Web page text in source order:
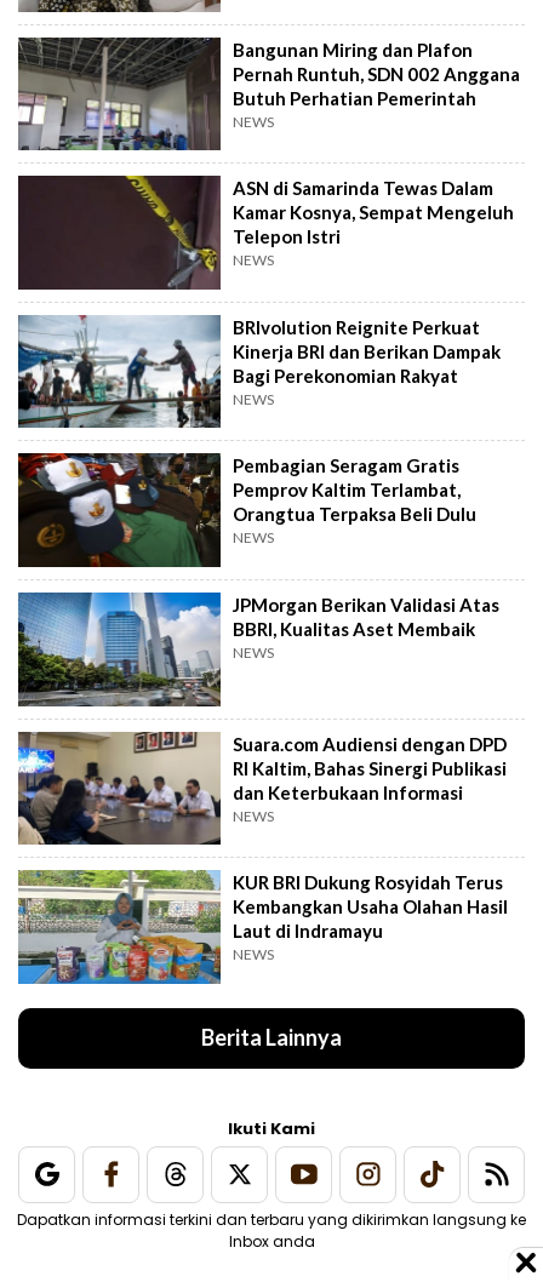
Bangunan Miring dan Plafon
Pernah Runtuh, SDN 002 Anggana
Butuh Perhatian Pemerintah
NEWS
ASN di Samarinda Tewas Dalam
Kamar Kosnya, Sempat Mengeluh
Telepon Istri
NEWS
BRIvolution Reignite Perkuat
Kinerja BRI dan Berikan Dampak
Bagi Perekonomian Rakyat
NEWS
Pembagian Seragam Gratis
Pemprov Kaltim Terlambat,
Orangtua Terpaksa Beli Dulu
NEWS
JPMorgan Berikan Validasi Atas
BBRI, Kualitas Aset Membaik
NEWS
Suara.com Audiensi dengan DPD
RI Kaltim, Bahas Sinergi Publikasi
dan Keterbukaan Informasi
NEWS
KUR BRI Dukung Rosyidah Terus
Kembangkan Usaha Olahan Hasil
Laut di Indramayu
NEWS
Berita Lainnya
Ikuti Kami
Dapatkan informasi terkini dan terbaru yang dikirimkan langsung ke
Inbox anda